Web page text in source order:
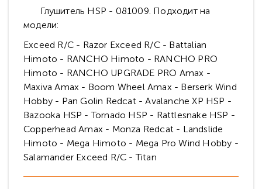
Глушитель HSP - 081009. Подходит на
модели:
Exceed R/C - Razor Exceed R/C - Battalian
Himoto - RANCHO Himoto - RANCHO PRO
Himoto - RANCHO UPGRADE PRO Amax -
Maxiva Amax - Boom Wheel Amax - Berserk Wind
Hobby - Pan Golin Redcat - Avalanche XP HSP -
Bazooka HSP - Tornado HSP - Rattlesnake HSP -
Copperhead Amax - Monza Redcat - Landslide
Himoto - Mega Himoto - Mega Pro Wind Hobby -
Salamander Exceed R/C - Titan